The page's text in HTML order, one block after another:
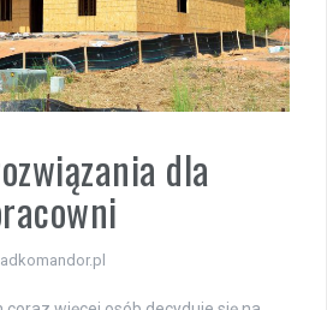
dla
adkomandor.pl